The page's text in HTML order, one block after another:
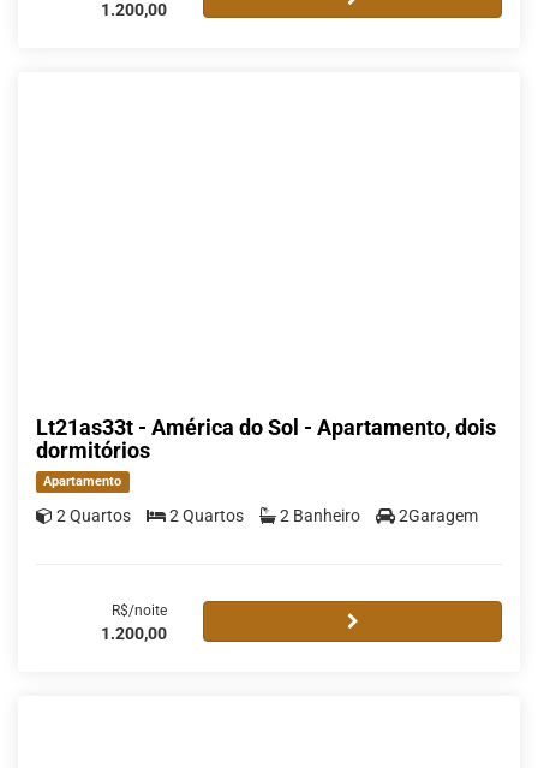
1.200,00
Lt21as33t - América do Sol - Apartamento, dois
dormitórios
Apartamento
2 Quartos 2 Quartos 2 Banheiro 2Garagem
R$/noite
1.200,00